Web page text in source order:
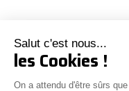
Salut c'est nous...
les Cookies !
On a attendu d'être sûrs